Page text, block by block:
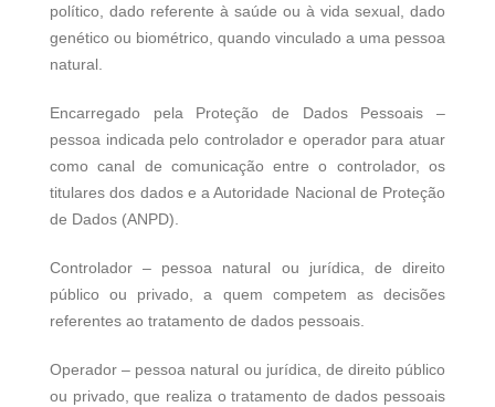
político, dado referente à saúde ou à vida sexual, dado
genético ou biométrico, quando vinculado a uma pessoa
natural.
Encarregado pela Proteção de Dados Pessoais –
pessoa indicada pelo controlador e operador para atuar
como canal de comunicação entre o controlador, os
titulares dos dados e a Autoridade Nacional de Proteção
de Dados (ANPD).
Controlador – pessoa natural ou jurídica, de direito
público ou privado, a quem competem as decisões
referentes ao tratamento de dados pessoais.
Operador – pessoa natural ou jurídica, de direito público
ou privado, que realiza o tratamento de dados pessoais